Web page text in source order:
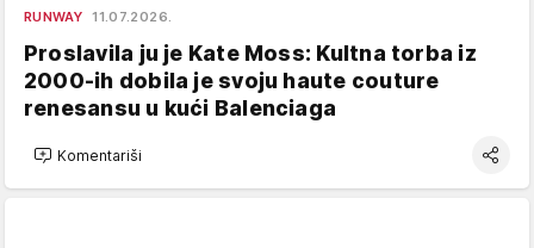
RUNWAY 11.07.2026.
Proslavila ju je Kate Moss: Kultna torba iz
2000-ih dobila je svoju haute couture
renesansu u kući Balenciaga
Komentariši